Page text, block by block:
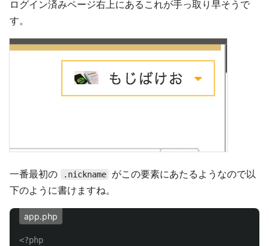
ログイン済みページ右上にあるこれが手っ取り早そうで
す。
一番最初の .nickname
がこの要素にあたるようなので以
下のように書けますね。
app.php
<?php